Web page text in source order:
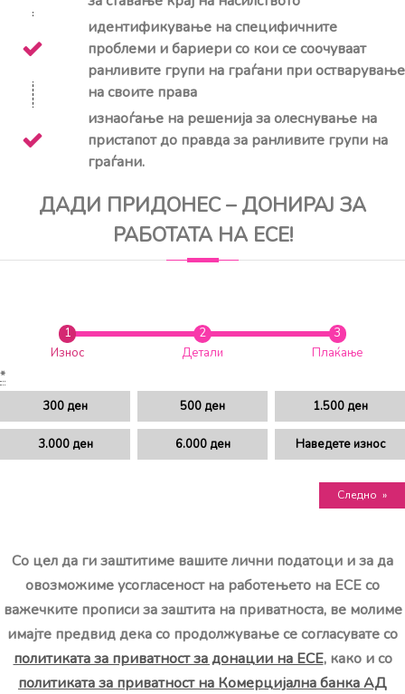
идентификување на специфичните
проблеми и бариери со кои се соочуваат
ранливите групи на граѓани при остварување
на своите права
изнаоѓање на решенија за олеснување на
пристапот до правда за ранливите групи на
граѓани.
ДАДИ ПРИДОНЕС – ДОНИРАЈ ЗА
РАБОТАТА НА ЕСЕ!
Износ Детали
Плаќање
*
300ден 500ден 1.500ден
3.000ден 6.000ден Наведете износ
»
Со цел да ги заштитиме вашите лични податоци и за да
овозможиме усогласеност на работењето на ЕСЕ со
важечките прописи за заштита на приватноста, ве молиме
имајте предвид дека со продолжување се согласувате со
политиката за приватност за донации на ЕСЕ, како и со
политиката за приватност на Комерцијална банка АД